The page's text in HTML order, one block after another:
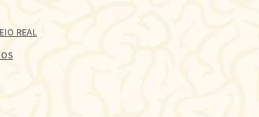
REAL